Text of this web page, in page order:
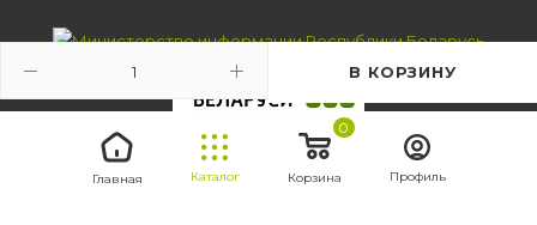
В КОРЗИНУ
Главная Каталог Корзина
0
Профиль